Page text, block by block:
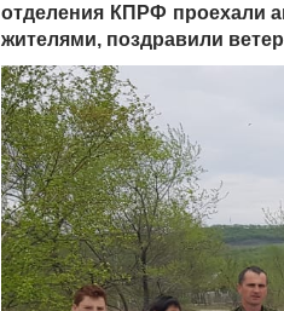
отделения КПРФ проехали
жителями, поздравили